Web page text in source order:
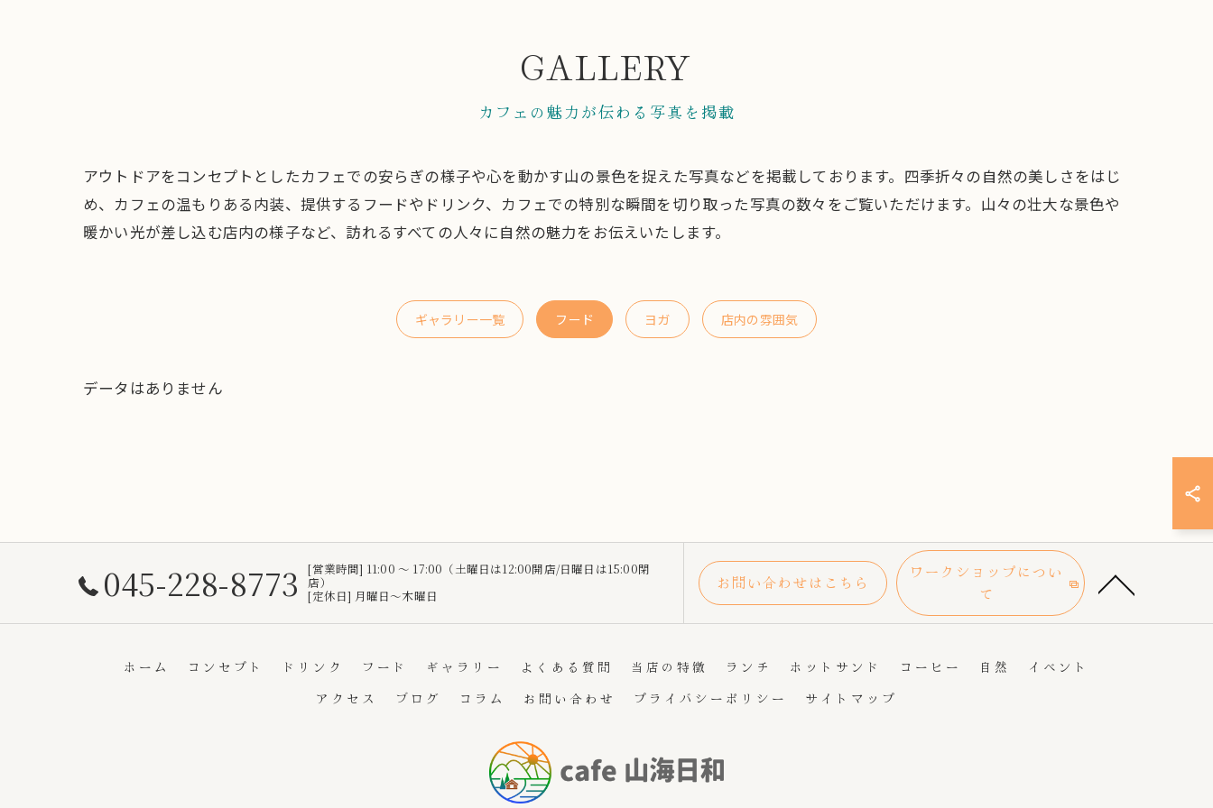
GALLERY
カフェの魅力が伝わる写真を掲載
アウトドアをコンセプトとしたカフェでの安らぎの様子や心を動かす山の景色を捉えた写真などを掲載しております。四季折々の自然の美しさをはじ
め、カフェの温もりある内装、提供するフードやドリンク、カフェでの特別な瞬間を切り取った写真の数々をご覧いただけます。山々の壮大な景色や
暖かい光が差し込む店内の様子など、訪れるすべての人々に自然の魅力をお伝えいたします。
ギャラリー一覧 フード ヨガ 店内の雰囲気
データはありません
045-228-8773
[営業時間] 11:00 ～ 17:00（土曜日は12:00開店/日曜日は15:00閉
店）
[定休日] 月曜日～木曜日
お問い合わせはこちら
ワークショップについ
て
ホーム コンセプト ドリンク フード ギャラリー よくある質問 当店の特徴 ランチ ホットサンド コーヒー 自然
イベント
アクセス
ブログ コラム お問い合わせ プライバシーポリシー サイトマップ